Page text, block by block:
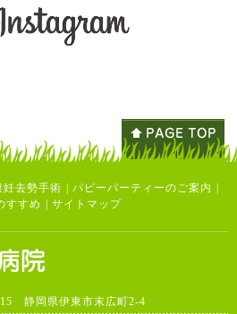
妊去勢手術 | パピーパーティーのご案内 |
すすめ | サイトマップ
静岡県伊東市末広町2-4